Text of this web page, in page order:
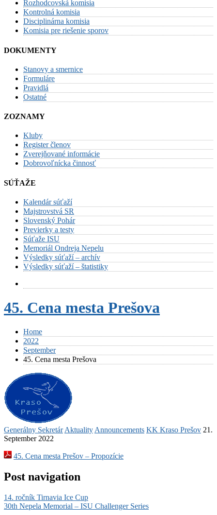
Rozhodcovská komisia
Kontrolná komisia
Disciplinárna komisia
Komisia pre riešenie sporov
DOKUMENTY
Stanovy a smernice
Formuláre
Pravidlá
Ostatné
ZOZNAMY
Kluby
Register členov
Zverejňované informácie
Dobrovoľnícka činnosť
SÚŤAŽE
Kalendár súťaží
Majstrovstvá SR
Slovenský Pohár
Previerky a testy
Súťaže ISU
Memoriál Ondreja Nepelu
Výsledky súťaží – archív
Výsledky súťaží – štatistiky
45. Cena mesta Prešova
Home
2022
September
45. Cena mesta Prešova
Generálny Sekretár Aktuality Announcements KK Kraso Prešov 21.
September 2022
45. Cena mesta Prešov – Propozície
Post navigation
14. ročník Tirnavia Ice Cup
30th Nepela Memorial – ISU Challenger Series